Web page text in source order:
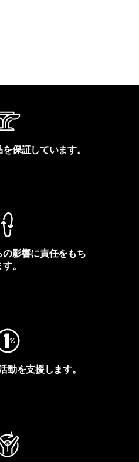
保証しています。
影響に責任をもち
。
動を支援します。